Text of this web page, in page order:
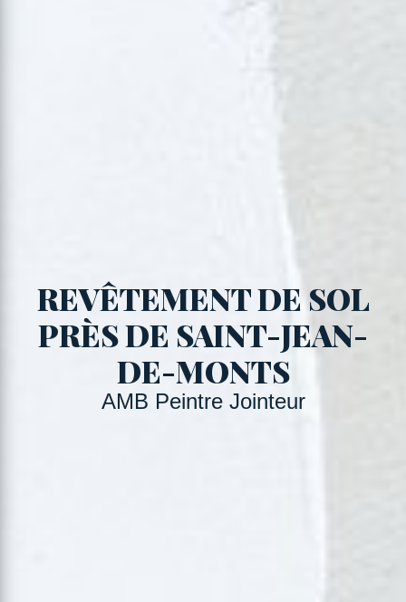
REVÊTEMENT DE SOL
PRÈS DE SAINT-JEAN-
DE-MONTS
AMB Peintre Jointeur